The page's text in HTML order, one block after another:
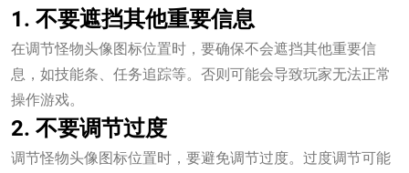
1. 不要遮挡其他重要信息
在调节怪物头像图标位置时，要确保不会遮挡其他重要信
息，如技能条、任务追踪等。否则可能会导致玩家无法正常
操作游戏。
2. 不要调节过度
调节怪物头像图标位置时，要避免调节过度。过度调节可能